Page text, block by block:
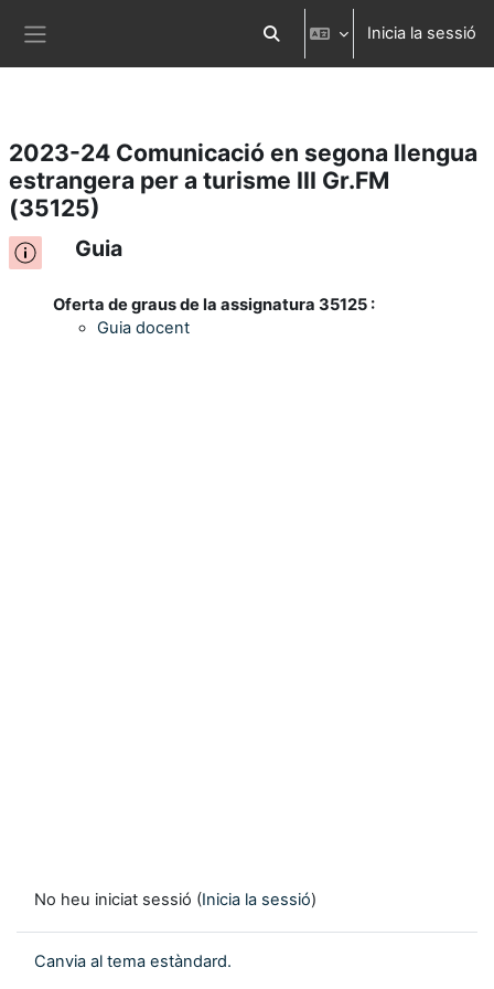
Ves al contingut principal Commuta l'entrada de la cerca
Inicia la sessió
2023-24 Comunicació en segona llengua
estrangera per a turisme III Gr.FM
(35125)
Guia
Oferta de graus de la assignatura 35125 :
Guia docent
No heu iniciat sessió (Inicia la sessió)
Canvia al tema estàndard.